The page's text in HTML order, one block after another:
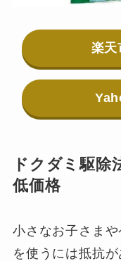
楽天
ドクダミ駆除
低価格
小さなお子さま
を使うには抵抗